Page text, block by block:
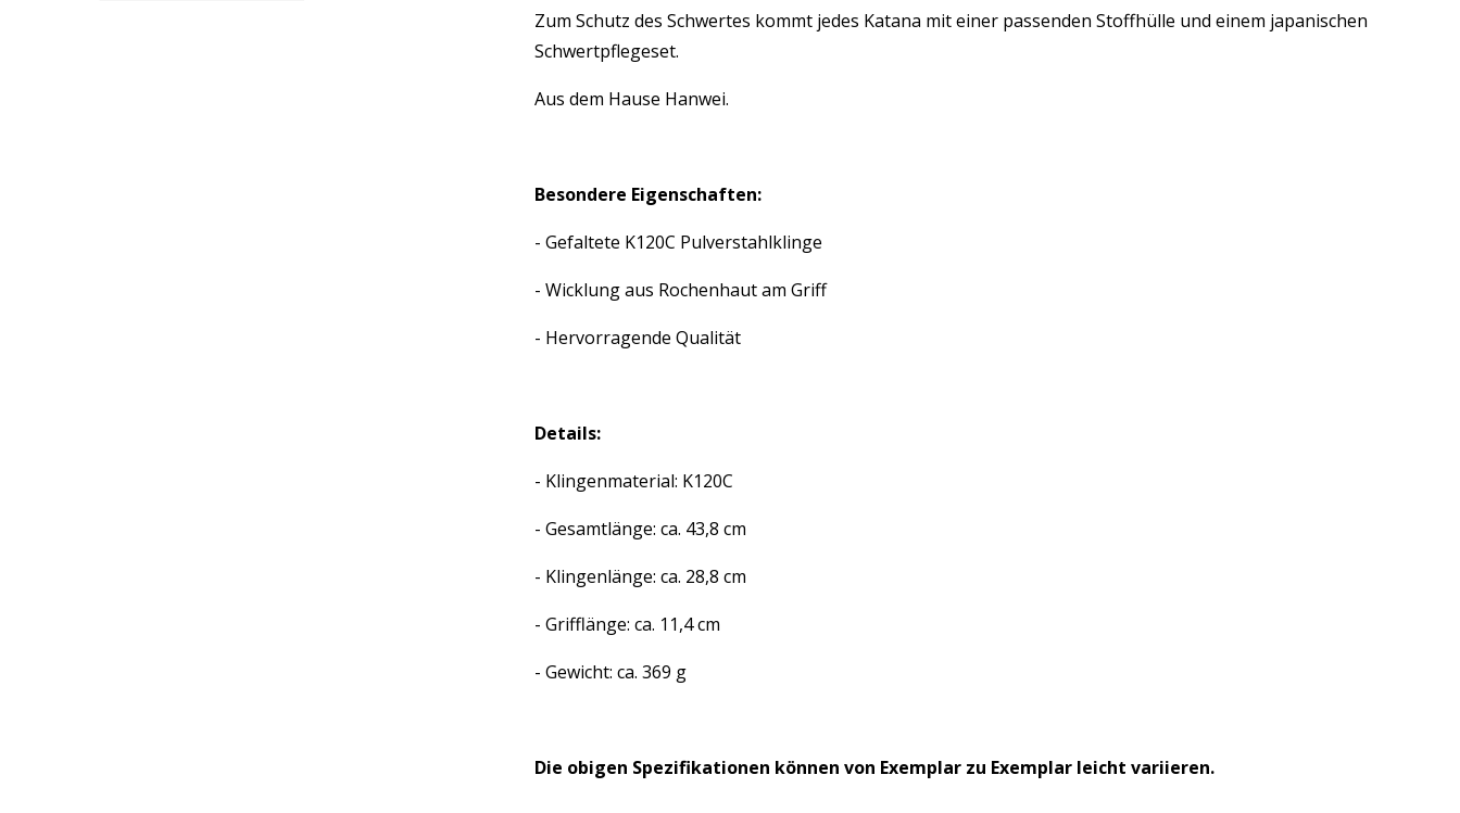
Zum Schutz des Schwertes kommt jedes Katana mit einer passenden Stoffhülle und einem japanischen
Schwertpflegeset.
Aus dem Hause Hanwei.
Besondere Eigenschaften:
- Gefaltete K120C Pulverstahlklinge
- Wicklung aus Rochenhaut am Griff
- Hervorragende Qualität
Details:
- Klingenmaterial: K120C
- Gesamtlänge: ca. 43,8 cm
- Klingenlänge: ca. 28,8 cm
- Grifflänge: ca. 11,4 cm
- Gewicht: ca. 369 g
Die obigen Spezifikationen können von Exemplar zu Exemplar leicht variieren.